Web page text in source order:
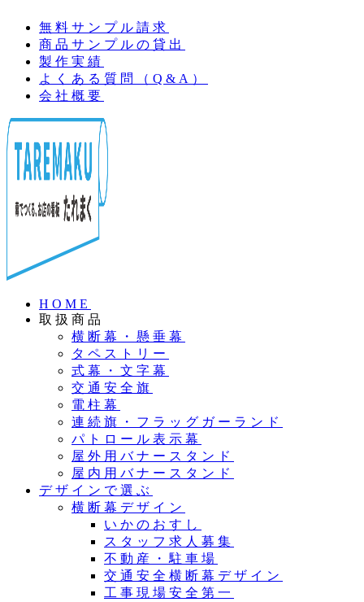
無料サンプル請求
商品サンプルの貸出
製作実績
よくある質問（Q&A）
会社概要
HOME
取扱商品
横断幕・懸垂幕
タペストリー
式幕・文字幕
交通安全旗
電柱幕
連続旗・フラッグガーランド
パトロール表示幕
屋外用バナースタンド
屋内用バナースタンド
デザインで選ぶ
横断幕デザイン
いかのおすし
スタッフ求人募集
不動産・駐車場
交通安全横断幕デザイン
工事現場安全第一